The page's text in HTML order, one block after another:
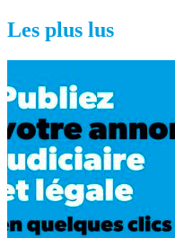
Les plus lus